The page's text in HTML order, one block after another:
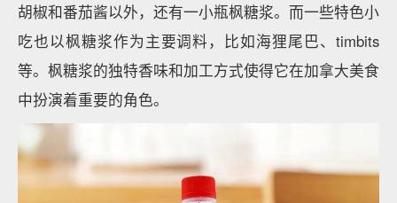
胡椒和番茄酱以外，还有一小瓶枫糖浆。而一些特色小
吃也以枫糖浆作为主要调料，比如海狸尾巴、timbits
等。枫糖浆的独特香味和加工方式使得它在加拿大美食
中扮演着重要的角色。